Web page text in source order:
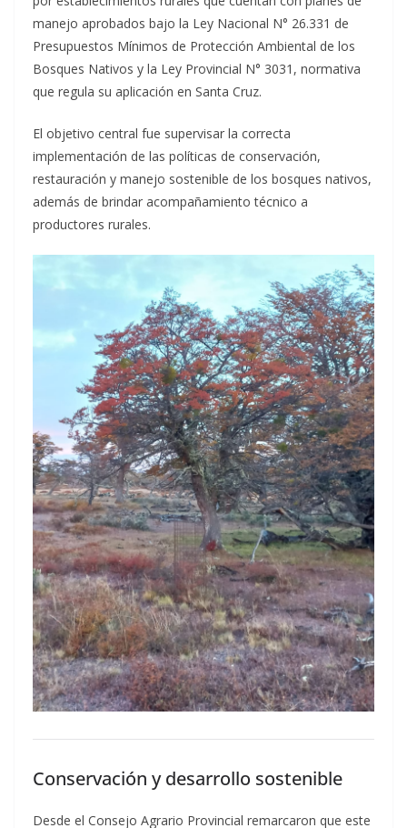
manejo aprobados bajo la Ley Nacional N° 26.331 de
Presupuestos Mínimos de Protección Ambiental de los
Bosques Nativos y la Ley Provincial N° 3031, normativa
que regula su aplicación en Santa Cruz.
El objetivo central fue supervisar la correcta
implementación de las políticas de conservación,
restauración y manejo sostenible de los bosques nativos,
además de brindar acompañamiento técnico a
productores rurales.
Conservación y desarrollo sostenible
Desde el Consejo Agrario Provincial remarcaron que este